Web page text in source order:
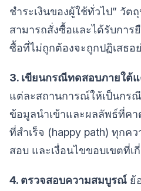
ชำระเงินของผู้ใช้ทั่วไป” วัต
สามารถสั่งซื้อและได้รับกา
ซื้อที่ไม่ถูกต้องจะถูกปฏิเสธอ
3. เขียนกรณีทดสอบภายใต้
แต่ละสถานการณ์ให้เป็นกร
ข้อมูลนำเข้าและผลลัพธ์ที่ค
ที่สำเร็จ (happy path) ทุกค
สอบ และเงื่อนไขขอบเขตที่เ
4. ตรวจสอบความสมบูรณ์ ย้